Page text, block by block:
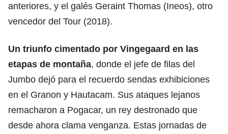
anteriores, y el galés Geraint Thomas (Ineos), otro
vencedor del Tour (2018).
Un triunfo cimentado por Vingegaard en las
etapas de montaña, donde el jefe de filas del
Jumbo dejó para el recuerdo sendas exhibiciones
en el Granon y Hautacam. Sus ataques lejanos
remacharon a Pogacar, un rey destronado que
desde ahora clama venganza. Estas jornadas de